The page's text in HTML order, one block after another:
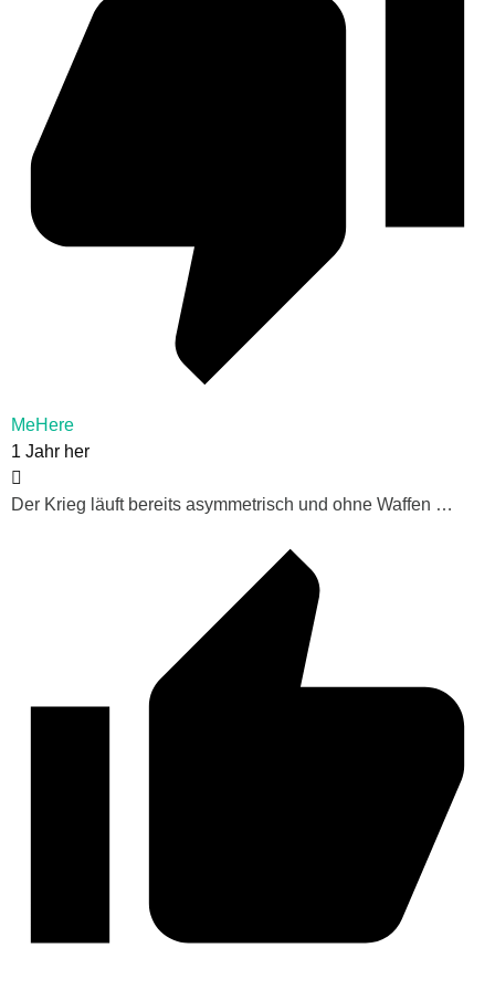
MeHere
1 Jahr her
Der Krieg läuft bereits asymmetrisch und ohne Waffen …